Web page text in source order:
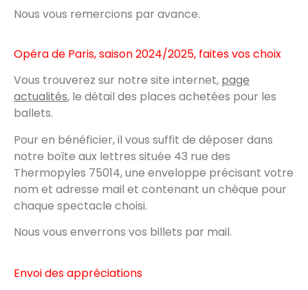
Nous vous remercions par avance.
Opéra de Paris, saison 2024/2025, faites vos choix
Vous trouverez sur notre site internet, page
actualités, le détail des places achetées pour les
ballets.
Pour en bénéficier, il vous suffit de déposer dans
notre boîte aux lettres située 43 rue des
Thermopyles 75014, une enveloppe précisant votre
nom et adresse mail et contenant un chèque pour
chaque spectacle choisi.
Nous vous enverrons vos billets par mail.
Envoi des appréciations